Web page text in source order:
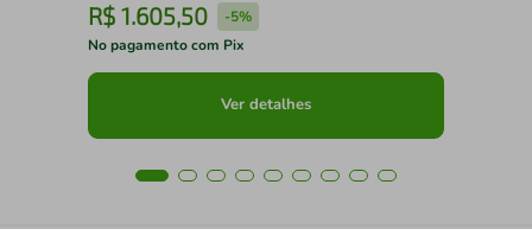
R$ 1.605,50 -5%
No pagamento com Pix
Ver detalhes